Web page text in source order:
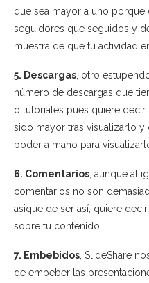
que sea mayor a uno porque
seguidores que seguidos y
muestra de que tu actividad
5. Descargas , otro
número de descargas que
o tutoriales pues quiere
sido mayor tras visualizarlo y
poder a mano para
6. Comentarios , aunque al
comentarios no son
asique de ser así, quiere
sobre tu contenido.
7. Embebidos , SlideShare
de embeber las